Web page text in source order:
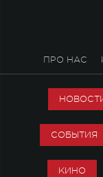
ПРО НАС
СОБЫТИЯ
КИНО